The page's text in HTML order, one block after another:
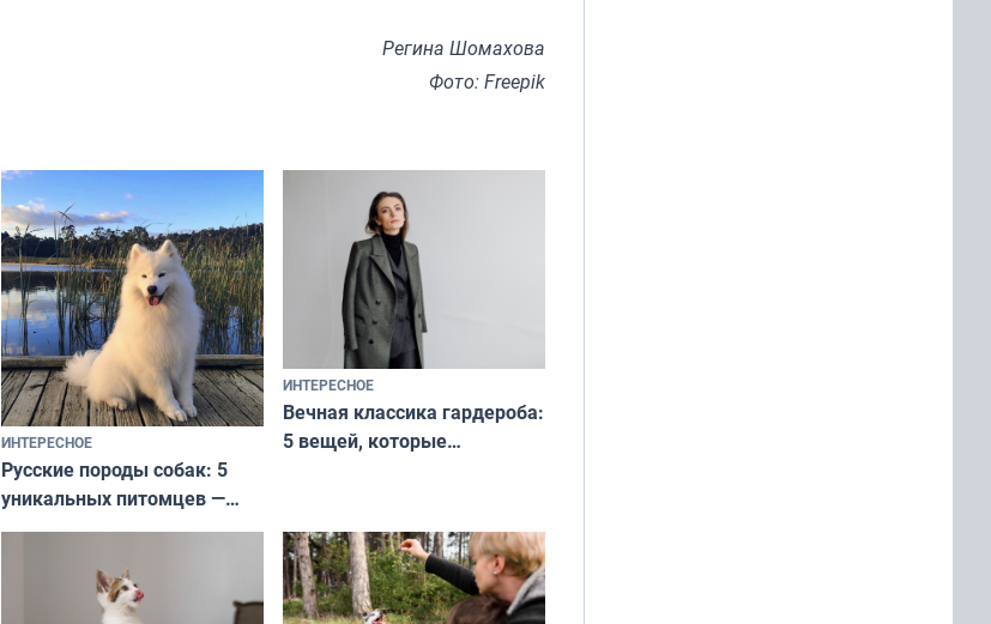
Регина Шомахова
Фото: Freepik
ИНТЕРЕСНОЕ
Русские породы собак: 5
уникальных питомцев —
национальные сокровища
и характером
ИНТЕРЕСНОЕ
Вечная классика гардероба:
5 вещей, которые
и актуально в любой сезон